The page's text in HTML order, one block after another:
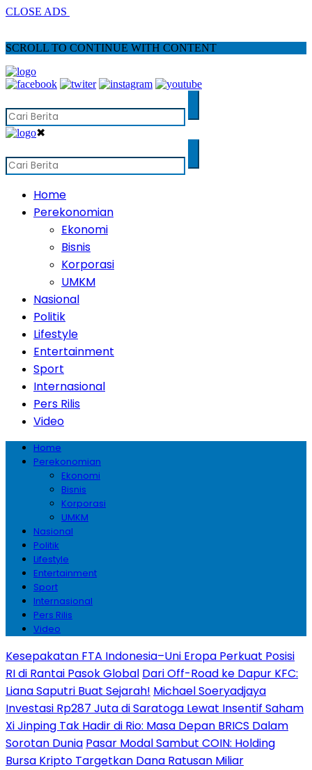
CLOSE ADS
SCROLL TO CONTINUE WITH CONTENT
✖
Home
Perekonomian
Ekonomi
Bisnis
Korporasi
UMKM
Nasional
Politik
Lifestyle
Entertainment
Sport
Internasional
Pers Rilis
Video
Home
Perekonomian
Ekonomi
Bisnis
Korporasi
UMKM
Nasional
Politik
Lifestyle
Entertainment
Sport
Internasional
Pers Rilis
Video
Kesepakatan FTA Indonesia–Uni Eropa Perkuat Posisi
RI di Rantai Pasok Global Dari Off-Road ke Dapur KFC:
Liana Saputri Buat Sejarah! Michael Soeryadjaya
Investasi Rp287 Juta di Saratoga Lewat Insentif Saham
Xi Jinping Tak Hadir di Rio: Masa Depan BRICS Dalam
Sorotan Dunia Pasar Modal Sambut COIN: Holding
Bursa Kripto Targetkan Dana Ratusan Miliar